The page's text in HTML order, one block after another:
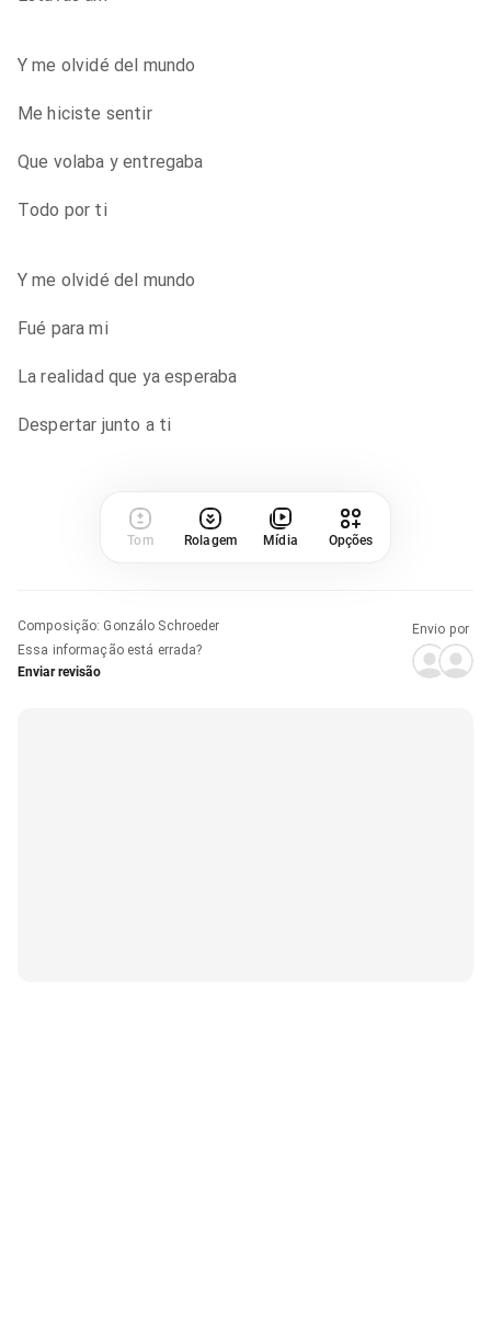
Y me olvidé del mundo
Me hiciste sentir
Que volaba y entregaba
Todo por ti
Y me olvidé del mundo
Fué para mi
La realidad que ya esperaba
Despertar junto a ti
Tom Rolagem Mídia Opções
Composição: Gonzálo Schroeder
Essa informação está errada?
Enviar revisão
Envio por